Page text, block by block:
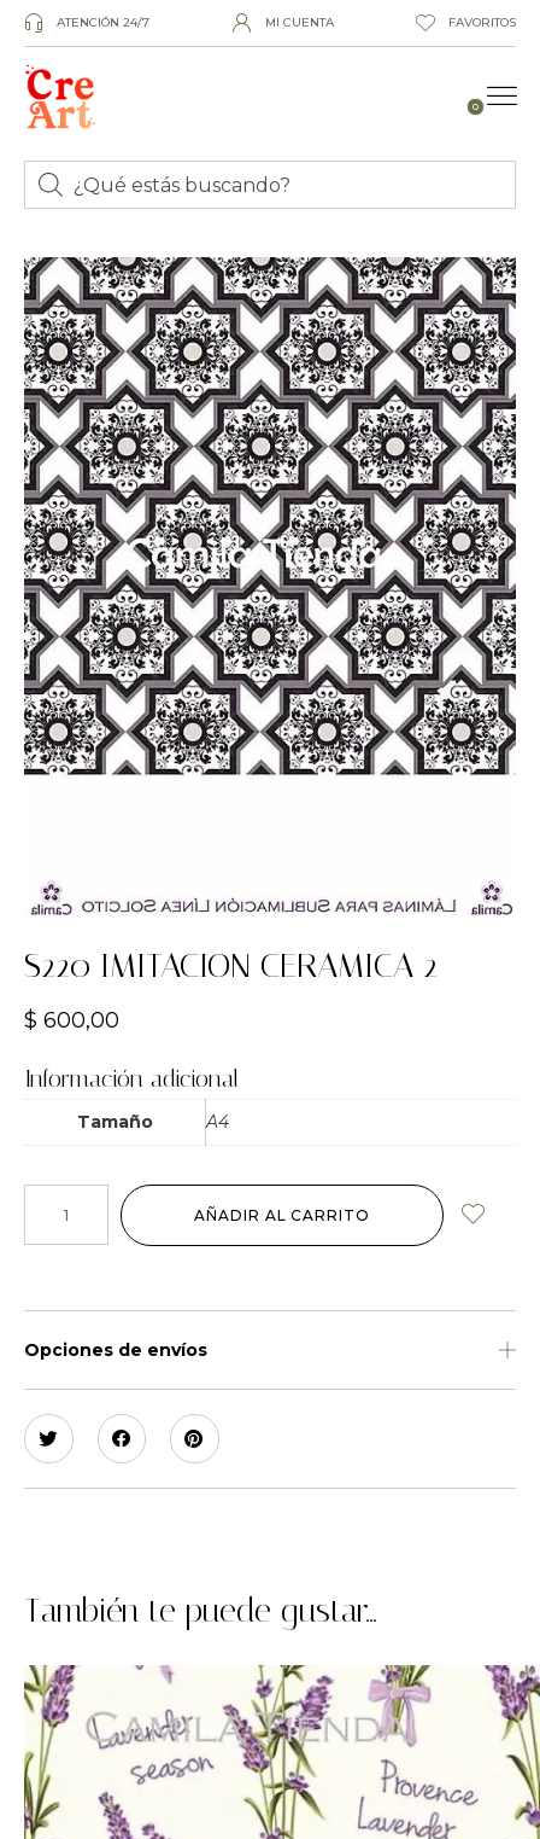
ATENCIÓN 24/7 MI CUENTA FAVORITOS
0
S220 IMITACION CERAMICA 2
$ 600,00
Información adicional
Tamaño A4
AÑADIR AL CARRITO
Opciones de envíos
También te puede gustar...